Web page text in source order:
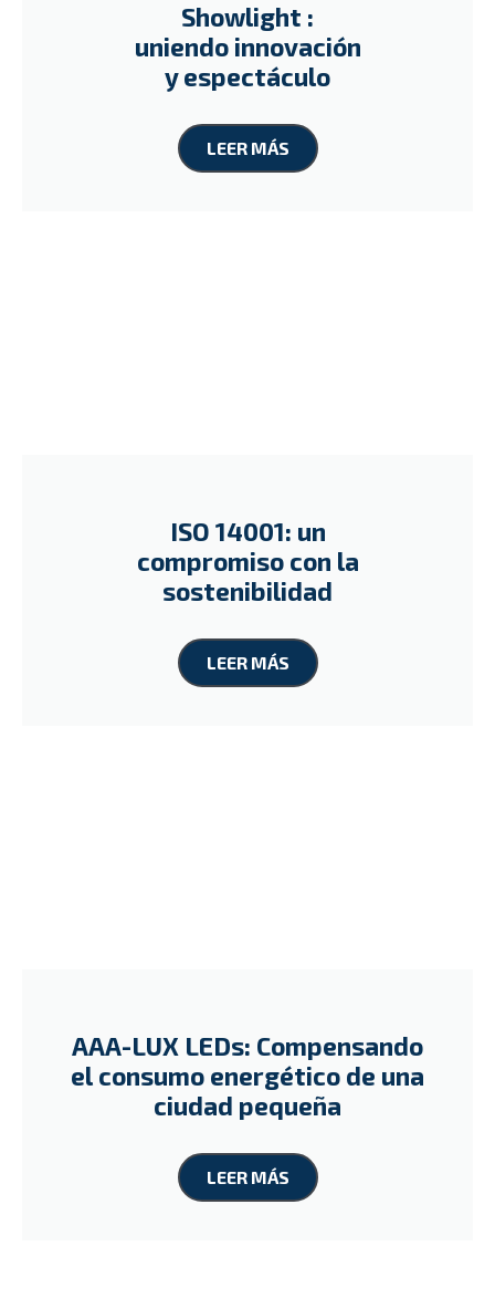
Showlight :
uniendo innovación
y espectáculo
LEER MÁS
ISO 14001: un
compromiso con la
sostenibilidad
LEER MÁS
AAA-LUX LEDs: Compensando
el consumo energético de una
ciudad pequeña
LEER MÁS